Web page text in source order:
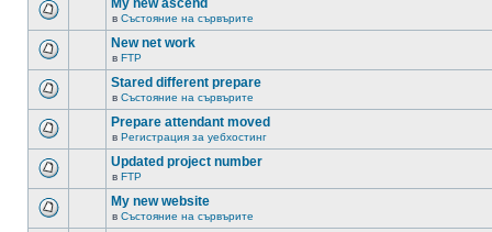
My new ascend
в Състояние на сървърите
New net work
в FTP
Stared different prepare
в Състояние на сървърите
Prepare attendant moved
в Регистрация за уебхостинг
Updated project number
в FTP
My new website
в Състояние на сървърите